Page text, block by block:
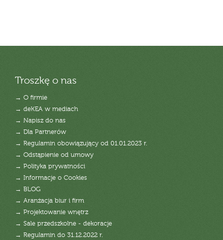
Troszkę o nas
→ O firmie
→ deKEA w mediach
→ Napisz do nas
→ Dla Partnerów
→ Regulamin obowiązujący od 01.01.2023 r.
→ Odstąpienie od umowy
→ Polityka prywatności
→ Informacje o Cookies
→ BLOG
→ Aranżacja biur i firm
→ Projektowanie wnętrz
→ Sale przedszkolne - dekoracje
→ Regulamin do 31.12.2022 r.